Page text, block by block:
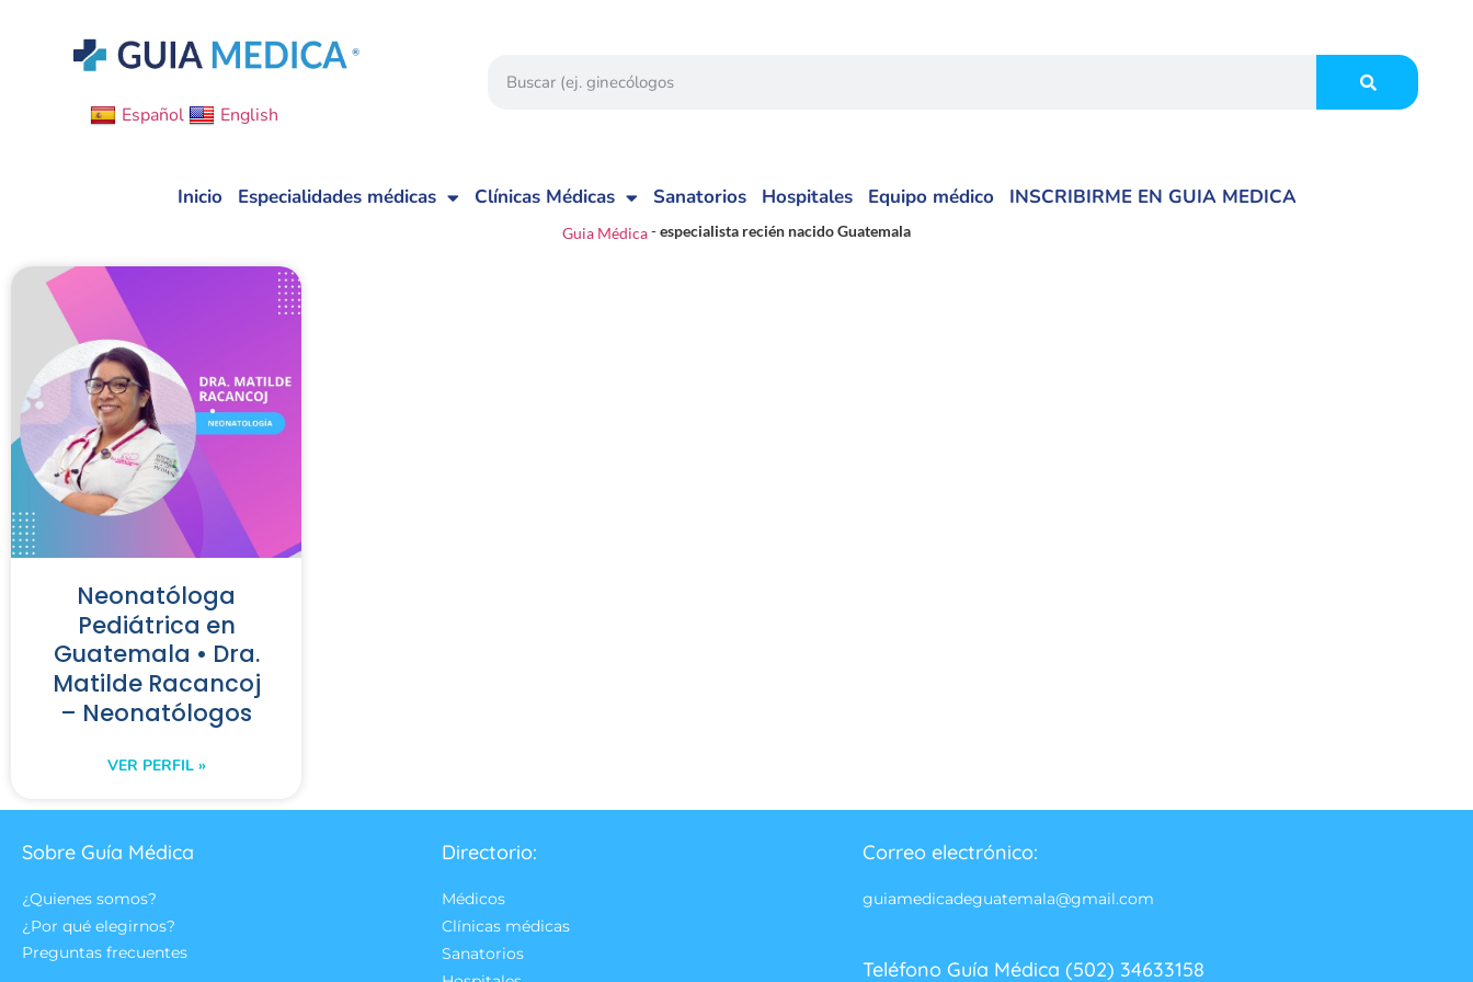
Español English
Inicio Especialidades médicas Clínicas Médicas Sanatorios Hospitales Equipo médico INSCRIBIRME EN GUIA MEDICA
Guia Médica-especialista recién nacido Guatemala
Neonatóloga
Pediátrica en
Guatemala • Dra.
Matilde Racancoj
– Neonatólogos
VER PERFIL »
Sobre Guía Médica
¿Quienes somos?
¿Por qué elegirnos?
Preguntas frecuentes
Directorio:
Médicos
Clínicas médicas
Sanatorios
Correo electrónico:
guiamedicadeguatemala@gmail.com
Teléfono Guía Médica (502) 34633158